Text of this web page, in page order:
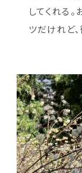
してくれる
ツだけれど